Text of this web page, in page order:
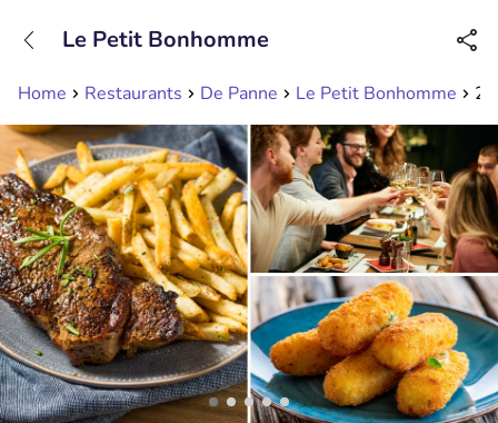
Disponible jusqu'à 23:00 heures
Home Restaurants De Panne Le Petit Bonhomme 2-
Le Petit Bonhomme